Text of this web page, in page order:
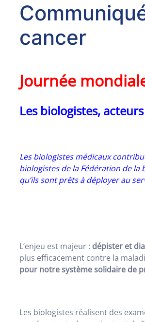
cancer
Journée
Les biologistes,
Les biologistes médicaux
biologistes de la Fédération de
qu’ils sont prêts à déployer au
L’enjeu est majeur : dépister et
plus efficacement contre la
pour notre système solidaire de
Les biologistes réalisent des